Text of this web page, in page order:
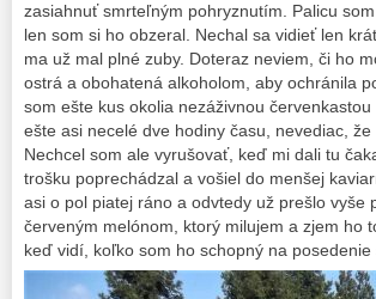
zasiahnuť smrteľným pohryznutím. Palicu
len som si ho obzeral. Nechal sa vidieť len
ma už mal plné zuby. Doteraz neviem, či ho
ostrá a obohatená alkoholom, aby ochránila
som ešte kus okolia nezáživnou
ešte asi necelé dve hodiny času, nevediac,
Nechcel som ale vyrušovať, keď mi dali tu
trošku poprechádzal a vošiel do menšej
asi o pol piatej ráno a odvtedy už prešlo
červeným melónom, ktorý milujem a zjem ho
keď vidí, koľko som ho schopný na